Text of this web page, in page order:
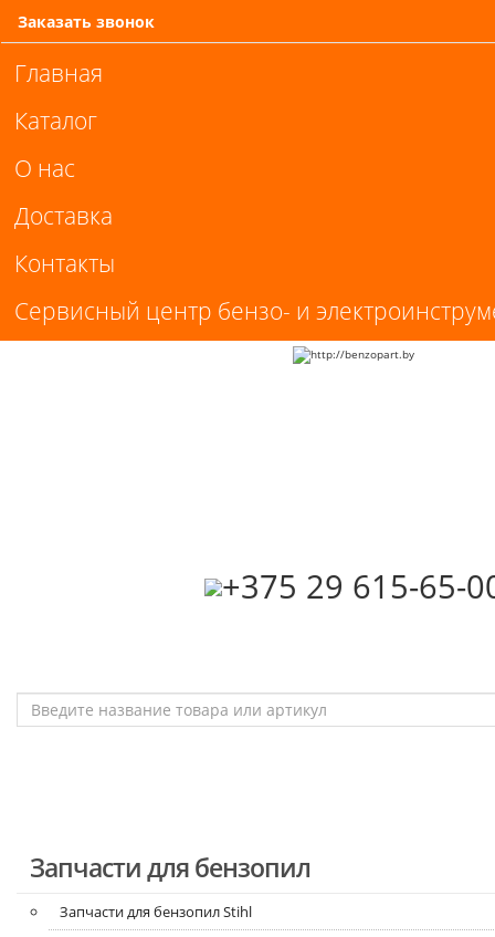
Заказать звонок
Главная
Каталог
О нас
Доставка
Контакты
Сервисный центр бензо- и
‎+375 29 615-65-
Запчасти для бензопил
Запчасти для бензопил Stihl